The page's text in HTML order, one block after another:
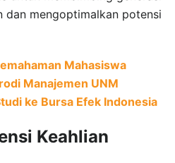
dan mengoptimalkan potensi
Mahasiswa
Manajemen UNM
ke Bursa Efek Indonesia
Keahlian